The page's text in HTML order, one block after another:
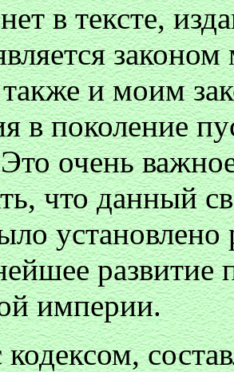
в тексте,
также и моим
в поколение
очень
что данный
установлено
развитие
империи.